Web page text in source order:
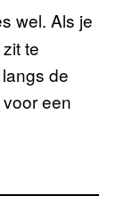
wel. Als je
te
de
een